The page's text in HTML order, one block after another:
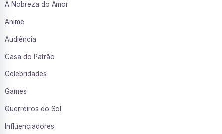
A Nobreza do Amor
Anime
Audiência
Casa do Patrão
Celebridades
Games
Guerreiros do Sol
Influenciadores